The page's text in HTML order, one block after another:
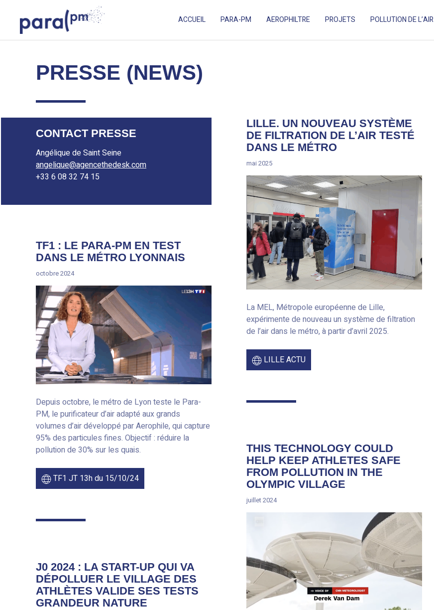
content
ACCUEIL PARA-PM AEROPHILTRE PROJETS POLLUTION DE L’AIR
PRESSE (NEWS)
CONTACT PRESSE
Angélique de Saint Seine
angelique@agencethedesk.com
+33 6 08 32 74 15
LILLE. UN NOUVEAU SYSTÈME
DE FILTRATION DE L’AIR TESTÉ
DANS LE MÉTRO
mai 2025
La MEL, Métropole européenne de Lille,
expérimente de nouveau un système de filtration
de l’air dans le métro, à partir d’avril 2025.
LILLE ACTU
TF1 : LE PARA-PM EN TEST
DANS LE MÉTRO LYONNAIS
octobre 2024
Depuis octobre, le métro de Lyon teste le Para-
PM, le purificateur d’air adapté aux grands
volumes d’air développé par Aerophile, qui capture
95% des particules fines. Objectif : réduire la
pollution de 30% sur les quais.
TF1 JT 13h du 15/10/24
THIS TECHNOLOGY COULD
HELP KEEP ATHLETES SAFE
FROM POLLUTION IN THE
OLYMPIC VILLAGE
juillet 2024
J0 2024 : LA START-UP QUI VA
DÉPOLLUER LE VILLAGE DES
ATHLÈTES VALIDE SES TESTS
GRANDEUR NATURE